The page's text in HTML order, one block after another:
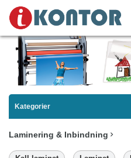
Kategorier
Laminering & Inbindning